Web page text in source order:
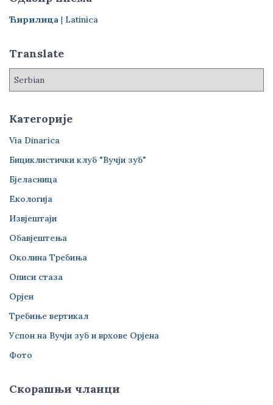
г
а
:
Ћирилица | Latinica
Translate
Категорије
Via Dinarica
Бициклистички клуб "Вучји зуб"
Бјеласница
Екологија
Извјештаји
Обавјештења
Околина Требиња
Описи стаза
Орјен
Требиње вертикал
Успон на Вучји зуб и врхове Орјена
Фото
Скорашњи чланци